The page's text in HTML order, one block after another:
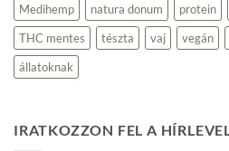
Medihemp
natura donum protein
THC mentes
tészta vaj vegán
állatoknak
IRATKOZZON FEL A